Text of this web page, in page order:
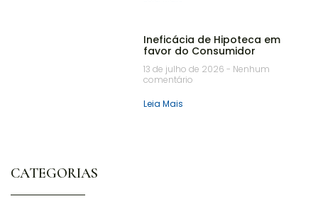
Ineficácia de Hipoteca em
favor do Consumidor
13 de julho de 2026 Nenhum
comentário
Leia Mais
CATEGORIAS